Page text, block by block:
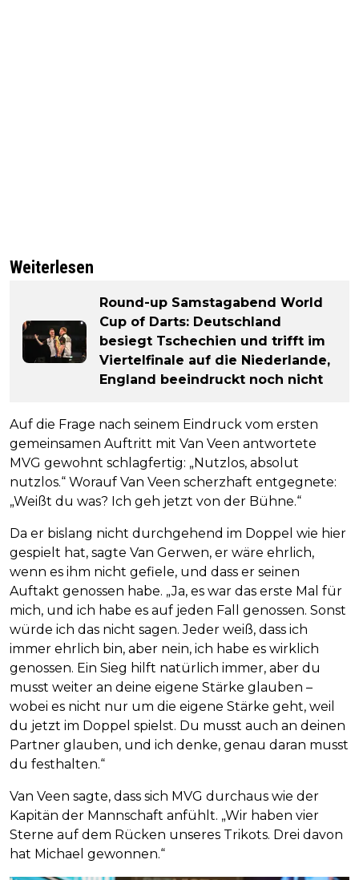
Weiterlesen
Round-up Samstagabend World
Cup of Darts: Deutschland
besiegt Tschechien und trifft im
Viertelfinale auf die Niederlande,
England beeindruckt noch nicht
Auf die Frage nach seinem Eindruck vom ersten
gemeinsamen Auftritt mit Van Veen antwortete
MVG gewohnt schlagfertig: „Nutzlos, absolut
nutzlos.“ Worauf Van Veen scherzhaft entgegnete:
„Weißt du was? Ich geh jetzt von der Bühne.“
Da er bislang nicht durchgehend im Doppel wie hier
gespielt hat, sagte Van Gerwen, er wäre ehrlich,
wenn es ihm nicht gefiele, und dass er seinen
Auftakt genossen habe. „Ja, es war das erste Mal für
mich, und ich habe es auf jeden Fall genossen. Sonst
würde ich das nicht sagen. Jeder weiß, dass ich
immer ehrlich bin, aber nein, ich habe es wirklich
genossen. Ein Sieg hilft natürlich immer, aber du
musst weiter an deine eigene Stärke glauben –
wobei es nicht nur um die eigene Stärke geht, weil
du jetzt im Doppel spielst. Du musst auch an deinen
Partner glauben, und ich denke, genau daran musst
du festhalten.“
Van Veen sagte, dass sich MVG durchaus wie der
Kapitän der Mannschaft anfühlt. „Wir haben vier
Sterne auf dem Rücken unseres Trikots. Drei davon
hat Michael gewonnen.“